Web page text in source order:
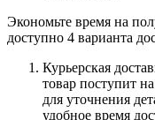
Экономьте время на
доступно 4 варианта
Курьерская
товар поступит
для уточнения
удобное время